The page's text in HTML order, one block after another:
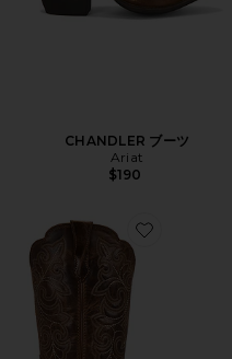
CHANDLER ブーツ
Ariat
$190
Favorite